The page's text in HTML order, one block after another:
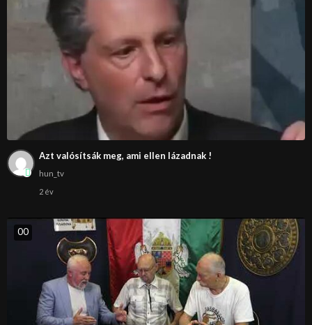
Azt valósítsák meg, ami ellen lázadnak !
hun_tv
2 év
00